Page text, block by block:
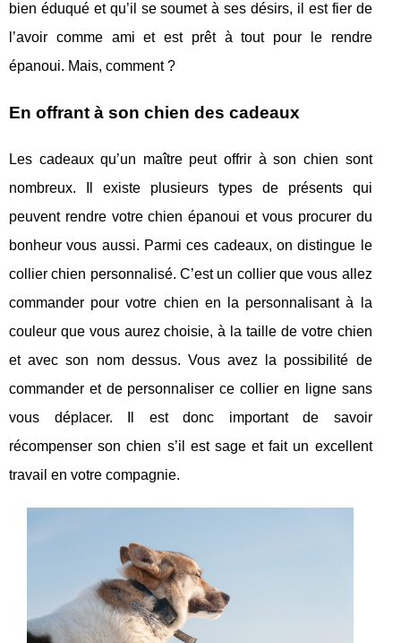
bien éduqué et qu’il se soumet à ses désirs, il est fier de
l’avoir comme ami et est prêt à tout pour le rendre
épanoui. Mais, comment ?
En offrant à son chien des cadeaux
Les cadeaux qu’un maître peut offrir à son chien sont
nombreux. Il existe plusieurs types de présents qui
peuvent rendre votre chien épanoui et vous procurer du
bonheur vous aussi. Parmi ces cadeaux, on distingue le
collier chien personnalisé. C’est un collier que vous allez
commander pour votre chien en la personnalisant à la
couleur que vous aurez choisie, à la taille de votre chien
et avec son nom dessus. Vous avez la possibilité de
commander et de personnaliser ce collier en ligne sans
vous déplacer. Il est donc important de savoir
récompenser son chien s’il est sage et fait un excellent
travail en votre compagnie.